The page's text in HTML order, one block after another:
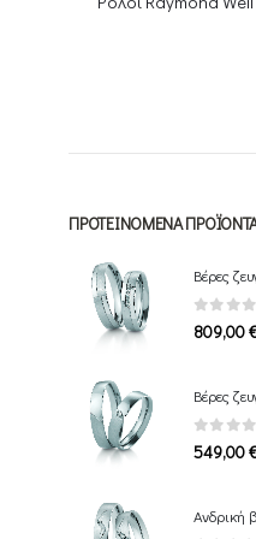
ΠΡΟΤΕΙΝΌΜΕΝΑ
0out
809,00
0 out
549,00